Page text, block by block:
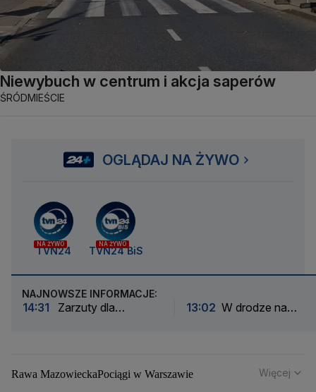
Niewybuch w centrum i akcja saperów
ŚRÓDMIEŚCIE
OGLĄDAJ NA ŻYWO
NA ŻYWO
TVN24
NA ŻYWO
TVN24 BiS
NAJNOWSZE INFORMACJE:
14:31
Zarzuty dla
13:02 W drodze na
Rawa MazowieckaPociągi w Warszawie
Więcej